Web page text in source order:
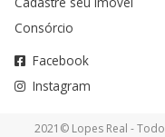
Consórcio
Facebook
Instagram
2021© Lopes Real -